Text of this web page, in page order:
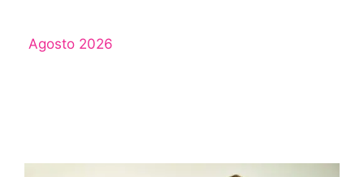
Agosto 2026